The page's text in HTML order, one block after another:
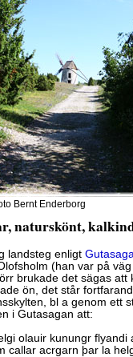
Bernt Enderborg
naturskönt,
landsteg enligt
(han var på
brukade det sägas att
ön, det står
bl a genom ett
i Gutasagan att:
olauir kunungr flyandi
callar acrgarn þar la